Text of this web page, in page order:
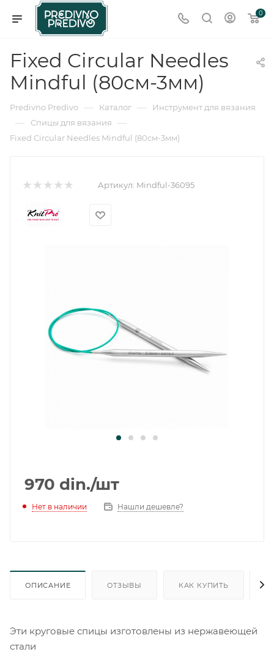
0
Fixed Circular Needles
Mindful (80см-3мм)
Predivno Predivo — Каталог — Инструмент для вязания
— Спицы для вязания —
Fixed Circular Needles Mindful (80см-3мм)
Артикул: Mindful-36095
970 din./шт
Нет в наличии Нашли дешевле?
ОПИСАНИЕ ОТЗЫВЫ КАК КУПИТЬ
Эти круговые спицы изготовлены из нержавеющей
стали